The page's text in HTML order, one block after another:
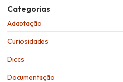
Categorias
Adaptação
Curiosidades
Dicas
Documentação